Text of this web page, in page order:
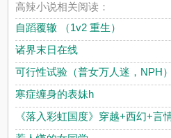
高辣小说相关阅读：
自蹈覆辙 （1v2 重生）
诸界末日在线
可行性试验（普女万人迷，NPH）
寒症缠身的表妹h
《落入彩虹国度》穿越+西幻+言